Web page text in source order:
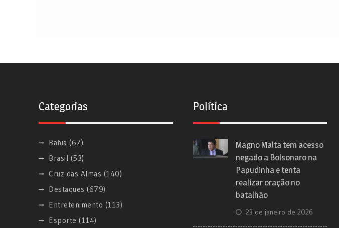
Categorias
Bahia (67)
Brasil (53)
Cruz das Almas (140)
Destaques (679)
Entretenimento (113)
Esporte (114)
Política
Magno Malta tem acesso
negado a Bolsonaro na
Papudinha e tenta
realizar oração no
batalhão
23 de janeiro de 2026